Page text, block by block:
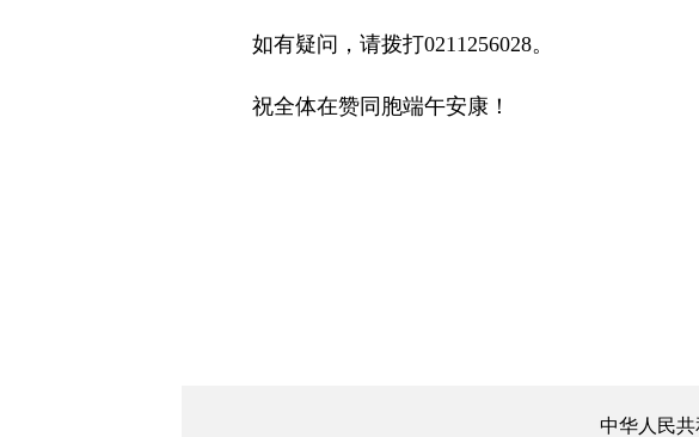
如有疑问，请拨打0211256028。
祝全体在赞同胞端午安康！
中国驻赞
2025年
中华人民